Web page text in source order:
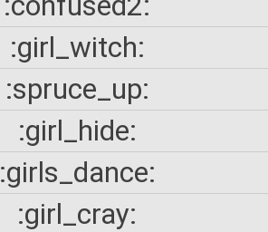
:girl_witch:
:spruce_up:
:girl_hide:
:girls_dance:
:girl_cray: